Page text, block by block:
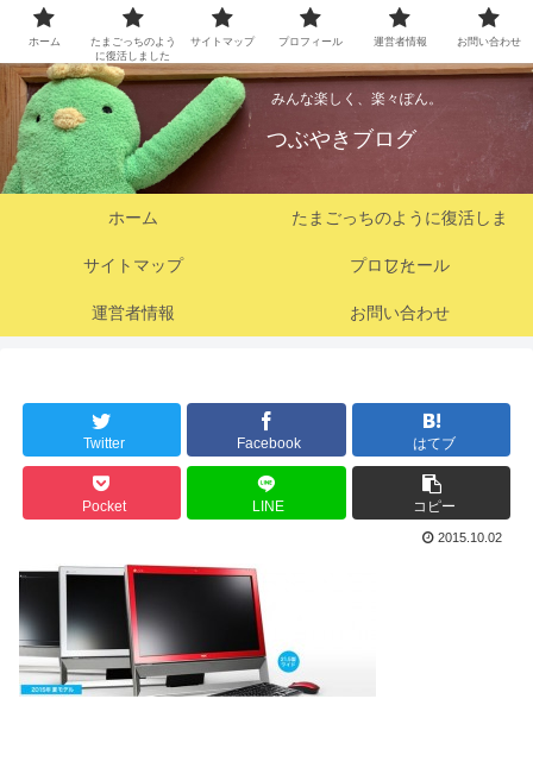
みんな楽しく、楽々ぽん。
つぶやきブログ
ホーム たまごっちのように復活しま
した
サイトマップ プロフィール
運営者情報 お問い合わせ
Twitter Facebook はてブ
Pocket LINE コピー
2015.10.02
ホーム
たまごっちのよう
に復活しました
サイトマップ プロフィール 運営者情報 お問い合わせ